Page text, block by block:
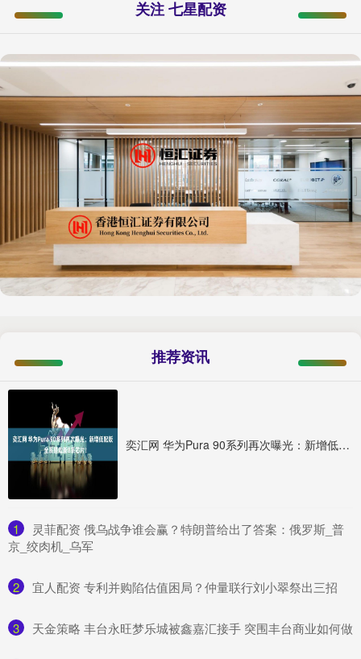
关注 七星配资
推荐资讯
奕汇网 华为Pura 90系列再次曝光：新增低配版，全系搭载新8系芯片！
1
​灵菲配资 俄乌战争谁会赢？特朗普给出了答案：俄罗斯_普
京_绞肉机_乌军
2 ​宜人配资 专利并购陷估值困局？仲量联行刘小翠祭出三招
3 ​天金策略 丰台永旺梦乐城被鑫嘉汇接手 突围丰台商业如何做